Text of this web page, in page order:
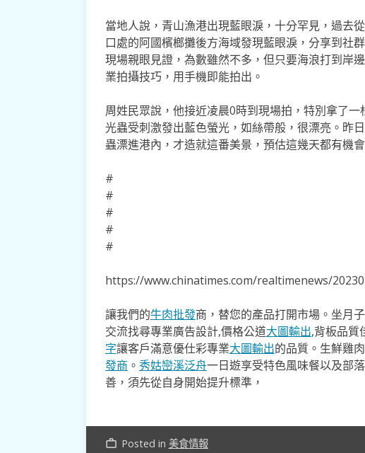
當地人說，青山漁港出現藍眼淚，十分罕見，過去
口處的阿國檳榔攤後方海域發現藍眼淚，分享到社
現場親眼見證，為數雖然不多，但只要海浪打到岸
業拍攝技巧，用手機即能拍出。
周姓民眾說，他接近凌晨0時到現場拍，特別拿了
光蟲受刺激發出藍色螢光，如絲帶般，很漂亮。昨
蟲漂進港內，才造就這番美景，預估這幾天都有機
#
#
#
#
#
https://www.chinatimes.com/realtimenews/
讓我們的牛肉批發商，替您的產品打開市場。坐月
交流找尋專業廣告設計,價格公道大圖輸出,背板品質
字讓客戶滿意優仕彩專業大圖輸出的品質。生鮮雞
發商 。 秀姑巒溪泛舟一日遊享受特色風味餐以及部
善，須先從自身開始提升標準，
work_outline Posted in 美食情報